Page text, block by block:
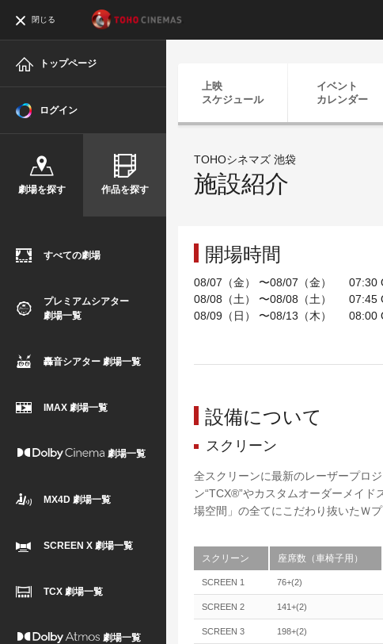
閉じる
トップページ
ログイン
劇場を探す 作品を探す
すべての劇場
プレミアムシアター
劇場一覧
轟音シアター 劇場一覧
IMAX 劇場一覧
劇場一覧
MX4D 劇場一覧
SCREEN X 劇場一覧
TCX 劇場一覧
劇場一覧
上映
スケジュール
イベント
カレンダー
TOHOシネマズ 池袋
施設紹介
開場時間
08/07（金） 〜08/07（金） 07:30
08/08（土） 〜08/08（土） 07:45
08/09（日） 〜08/13（木） 08:00
設備について
スクリーン
全スクリーンに最新のレーザープロ
ン“TCX®”やカスタムオーダーメイ
場空間」の全てにこだわり抜いたＷ
スクリーン 座席数（車椅子用）
SCREEN 1 76+(2)
SCREEN 2 141+(2)
SCREEN 3 198+(2)